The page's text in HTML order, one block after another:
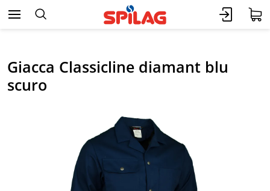
Giacca Classicline diamant blu
scuro